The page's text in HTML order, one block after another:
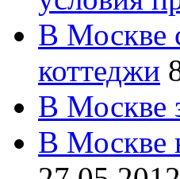
В Москве
коттеджи
В Москве
В Москве